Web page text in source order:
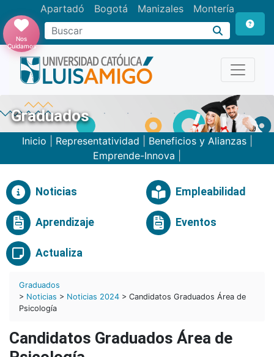
Apartadó Bogotá Manizales Montería
Buscar
Nos
Cuidamos
Graduados
Inicio Representatividad Beneficios y Alianzas|
Emprende-Innova
Noticias Empleabilidad
Aprendizaje Eventos
Actualiza
Graduados
> Noticias > Noticias 2024 > Candidatos Graduados Área de
Psicología
Candidatos Graduados Área de